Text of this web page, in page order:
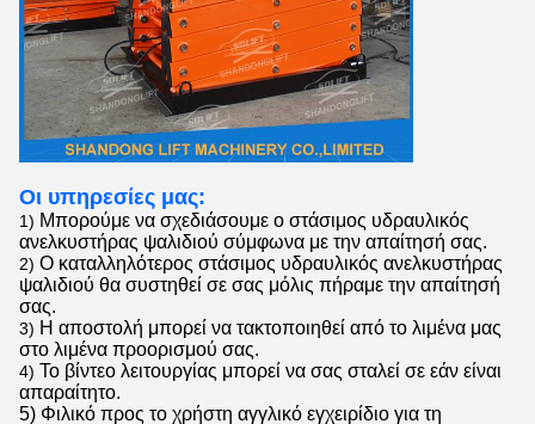
Οι υπηρεσίες μας:
1) Μπορούμε να σχεδιάσουμε ο στάσιμος υδραυλικός
ανελκυστήρας ψαλιδιού σύμφωνα με την απαίτησή σας.
2) Ο καταλληλότερος στάσιμος υδραυλικός ανελκυστήρας
ψαλιδιού θα συστηθεί σε σας μόλις πήραμε την απαίτησή
σας.
3) Η αποστολή μπορεί να τακτοποιηθεί από το λιμένα μας
στο λιμένα προορισμού σας.
4) Το βίντεο λειτουργίας μπορεί να σας σταλεί σε εάν είναι
απαραίτητο.
5) Φιλικό προς το χρήστη αγγλικό εγχειρίδιο για τη